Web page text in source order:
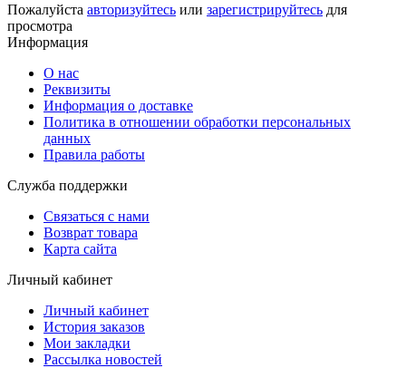
Пожалуйста авторизуйтесь или зарегистрируйтесь для
просмотра
Информация
О нас
Реквизиты
Информация о доставке
Политика в отношении обработки персональных
данных
Правила работы
Служба поддержки
Связаться с нами
Возврат товара
Карта сайта
Личный кабинет
Личный кабинет
История заказов
Мои закладки
Рассылка новостей